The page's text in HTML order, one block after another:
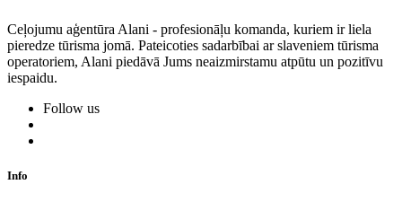
Ceļojumu aģentūra Alani - profesionāļu komanda, kuriem ir liela
pieredze tūrisma jomā. Pateicoties sadarbībai ar slaveniem tūrisma
operatoriem, Alani piedāvā Jums neaizmirstamu atpūtu un pozitīvu
iespaidu.
Follow us
Info